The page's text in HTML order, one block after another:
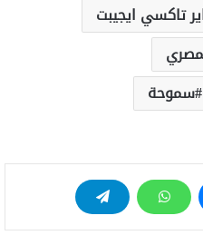
تاكسي ايجيبت
سموحة